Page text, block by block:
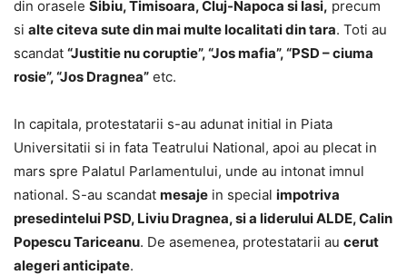
din orasele Sibiu, Timisoara, Cluj-Napoca si Iasi, precum
si alte citeva sute din mai multe localitati din tara. Toti au
scandat “Justitie nu coruptie”, “Jos mafia”, “PSD – ciuma
rosie”, “Jos Dragnea” etc.
In capitala, protestatarii s-au adunat initial in Piata
Universitatii si in fata Teatrului National, apoi au plecat in
mars spre Palatul Parlamentului, unde au intonat imnul
national. S-au scandat mesaje in special impotriva
presedintelui PSD, Liviu Dragnea, si a liderului ALDE, Calin
Popescu Tariceanu. De asemenea, protestatarii au cerut
alegeri anticipate.